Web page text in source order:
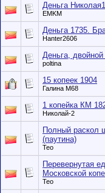
Деньга
EMKM
Деньга 1735.
Hanter2606
Деньга, двойной
poltina
15 копеек 1904
Галина М68
1 копейка КМ
Николай-2
Полный раскол
(паутина)
Тео
Перевернутая
Московской
Тео